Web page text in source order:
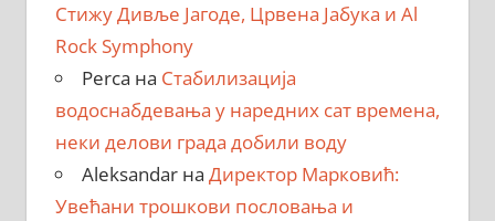
Стижу Дивље Јагоде, Црвена Јабука и Al
Rock Symphony
Perca на Стабилизација
водоснабдевања у наредних сат времена,
неки делови града добили воду
Aleksandarна Директор Марковић:
Увећани трошкови пословања и